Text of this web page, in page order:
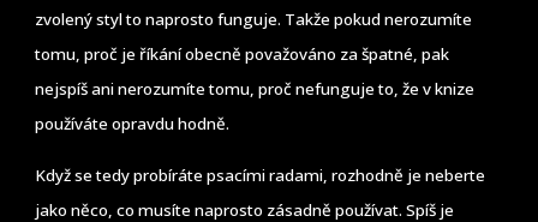
zvolený styl to naprosto funguje. Takže pokud nerozumíte
tomu, proč je říkání obecně považováno za špatné, pak
nejspíš ani nerozumíte tomu, proč nefunguje to, že v knize
používáte opravdu hodně.
Když se tedy probíráte psacími radami, rozhodně je neberte
jako něco, co musíte naprosto zásadně používat. Spíš je